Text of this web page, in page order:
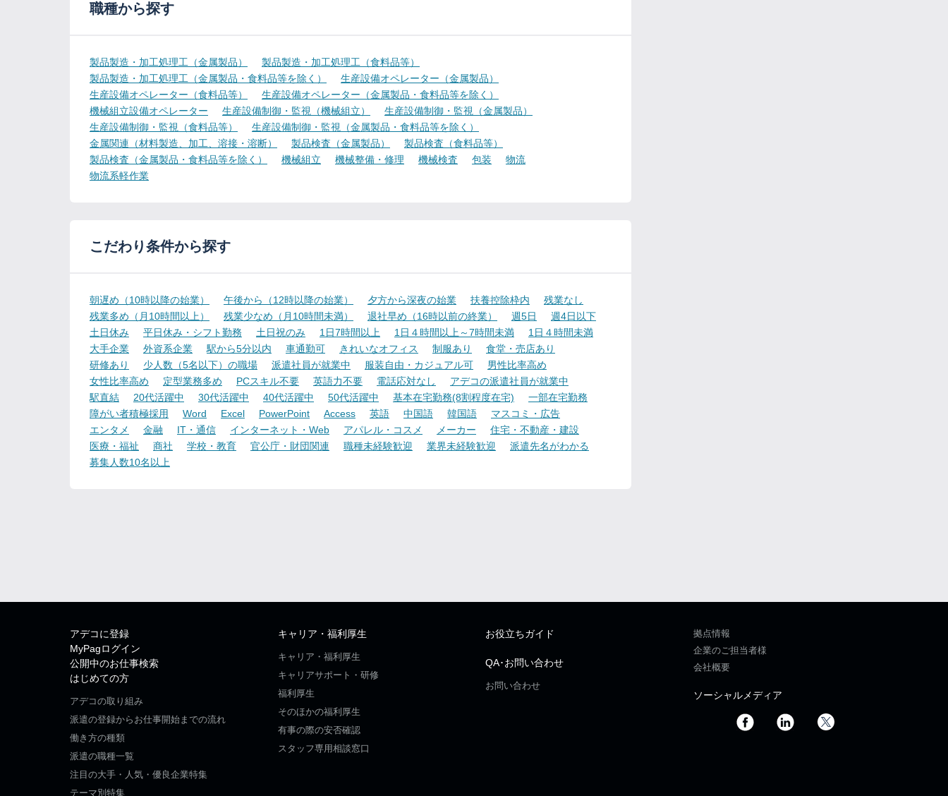
職種から探す
製品製造・加工処理工（金属製品）
製品製造・加工処理工（食料品等）
製品製造・加工処理工（金属製品・食料品等を除く）
生産設備オペレーター（金属製品）
生産設備オペレーター（食料品等）
生産設備オペレーター（金属製品・食料品等を除く）
機械組立設備オペレーター
生産設備制御・監視（機械組立）
生産設備制御・監視（金属製品）
生産設備制御・監視（食料品等）
生産設備制御・監視（金属製品・食料品等を除く）
金属関連（材料製造、加工、溶接・溶断）
製品検査（金属製品）
製品検査（食料品等）
製品検査（金属製品・食料品等を除く）
機械組立 機械整備・修理 機械検査 包装
物流
物流系軽作業
こだわり条件から探す
朝遅め（10時以降の始業） 午後から（12時以降の始業） 夕方から深夜の始業 扶養控除枠内
残業なし
残業多め（月10時間以上）
残業少なめ（月10時間未満） 退社早め（16時以前の終業） 週5日
週4日以下
土日休み
平日休み・シフト勤務 土日祝のみ 1日7時間以上 1日４時間以上～7時間未満
1日４時間未満
大手企業
外資系企業 駅から5分以内 車通勤可 きれいなオフィス 制服あり
食堂・売店あり
研修あり
少人数（5名以下）の職場 派遣社員が就業中 服装自由・カジュアル可
男性比率高め
女性比率高め
定型業務多め PCスキル不要 英語力不要 電話応対なし
アデコの派遣社員が就業中
駅直結
20代活躍中 30代活躍中 40代活躍中 50代活躍中 基本在宅勤務(8割程度在宅)
一部在宅勤務
障がい者積極採用
Word Excel PowerPoint Access 英語 中国語 韓国語
マスコミ・広告
エンタメ
金融 IT・通信 インターネット・Web アパレル・コスメ メーカー
住宅・不動産・建設
医療・福祉
商社 学校・教育 官公庁・財団関連 職種未経験歓迎 業界未経験歓迎
派遣先名がわかる
募集人数10名以上
アデコに登録
MyPagログイン
公開中のお仕事検索
はじめての方
アデコの取り組み
派遣の登録からお仕事開始までの流れ
働き方の種類
派遣の職種一覧
注目の大手・人気・優良企業特集
テーマ別特集
キャリア・福利厚生
キャリア・福利厚生
キャリアサポート・研修
福利厚生
そのほかの福利厚生
有事の際の安否確認
スタッフ専用相談窓口
お役立ちガイド
QA･お問い合わせ
お問い合わせ
拠点情報
企業のご担当者様
会社概要
ソーシャルメディア